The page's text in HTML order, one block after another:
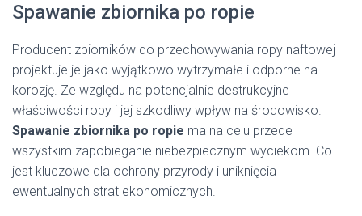
Spawanie zbiornika po ropie
Producent zbiorników do przechowywania ropy naftowej
projektuje je jako wyjątkowo wytrzymałe i odporne na
korozję. Ze względu na potencjalnie destrukcyjne
właściwości ropy i jej szkodliwy wpływ na środowisko.
Spawanie zbiornika po ropie ma na celu przede
wszystkim zapobieganie niebezpiecznym wyciekom. Co
jest kluczowe dla ochrony przyrody i uniknięcia
ewentualnych strat ekonomicznych.